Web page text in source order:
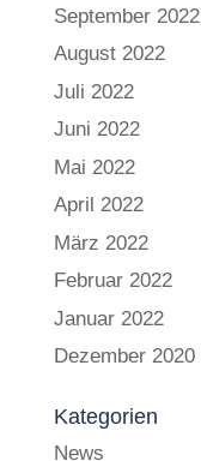
September 2022
August 2022
Juli 2022
Juni 2022
Mai 2022
April 2022
März 2022
Februar 2022
Januar 2022
Dezember 2020
Kategorien
News